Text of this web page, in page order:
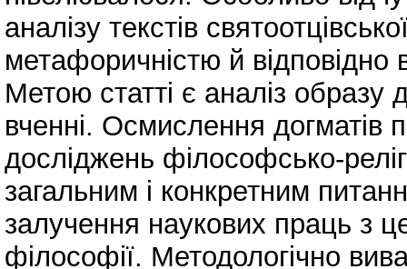
аналізу текстів
метафоричністю й
Метою статті є аналіз
вченні. Осмислення догматів
досліджень філософсько-
загальним і конкретним
залучення наукових праць з
філософії. Методологічно